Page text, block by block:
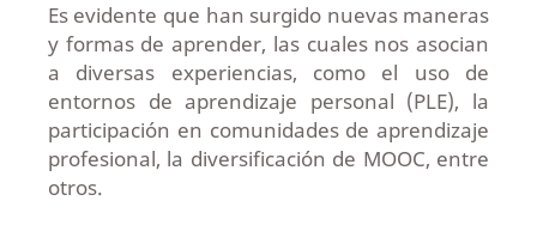
Es evidente que han surgido nuevas maneras
y formas de aprender, las cuales nos asocian
a diversas experiencias, como el uso de
entornos de aprendizaje personal (PLE), la
participación en comunidades de aprendizaje
profesional, la diversificación de MOOC, entre
otros.